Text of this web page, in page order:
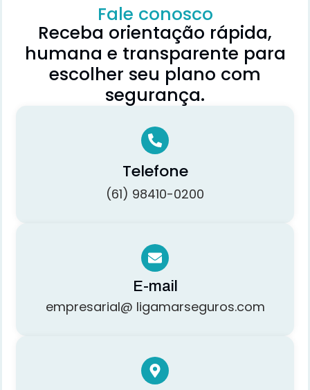
Fale conosco
Receba orientação rápida,
humana e transparente para
escolher seu plano com
segurança.
Telefone
(61) 98410-0200
E-mail
empresarial@ ligamarseguros.com